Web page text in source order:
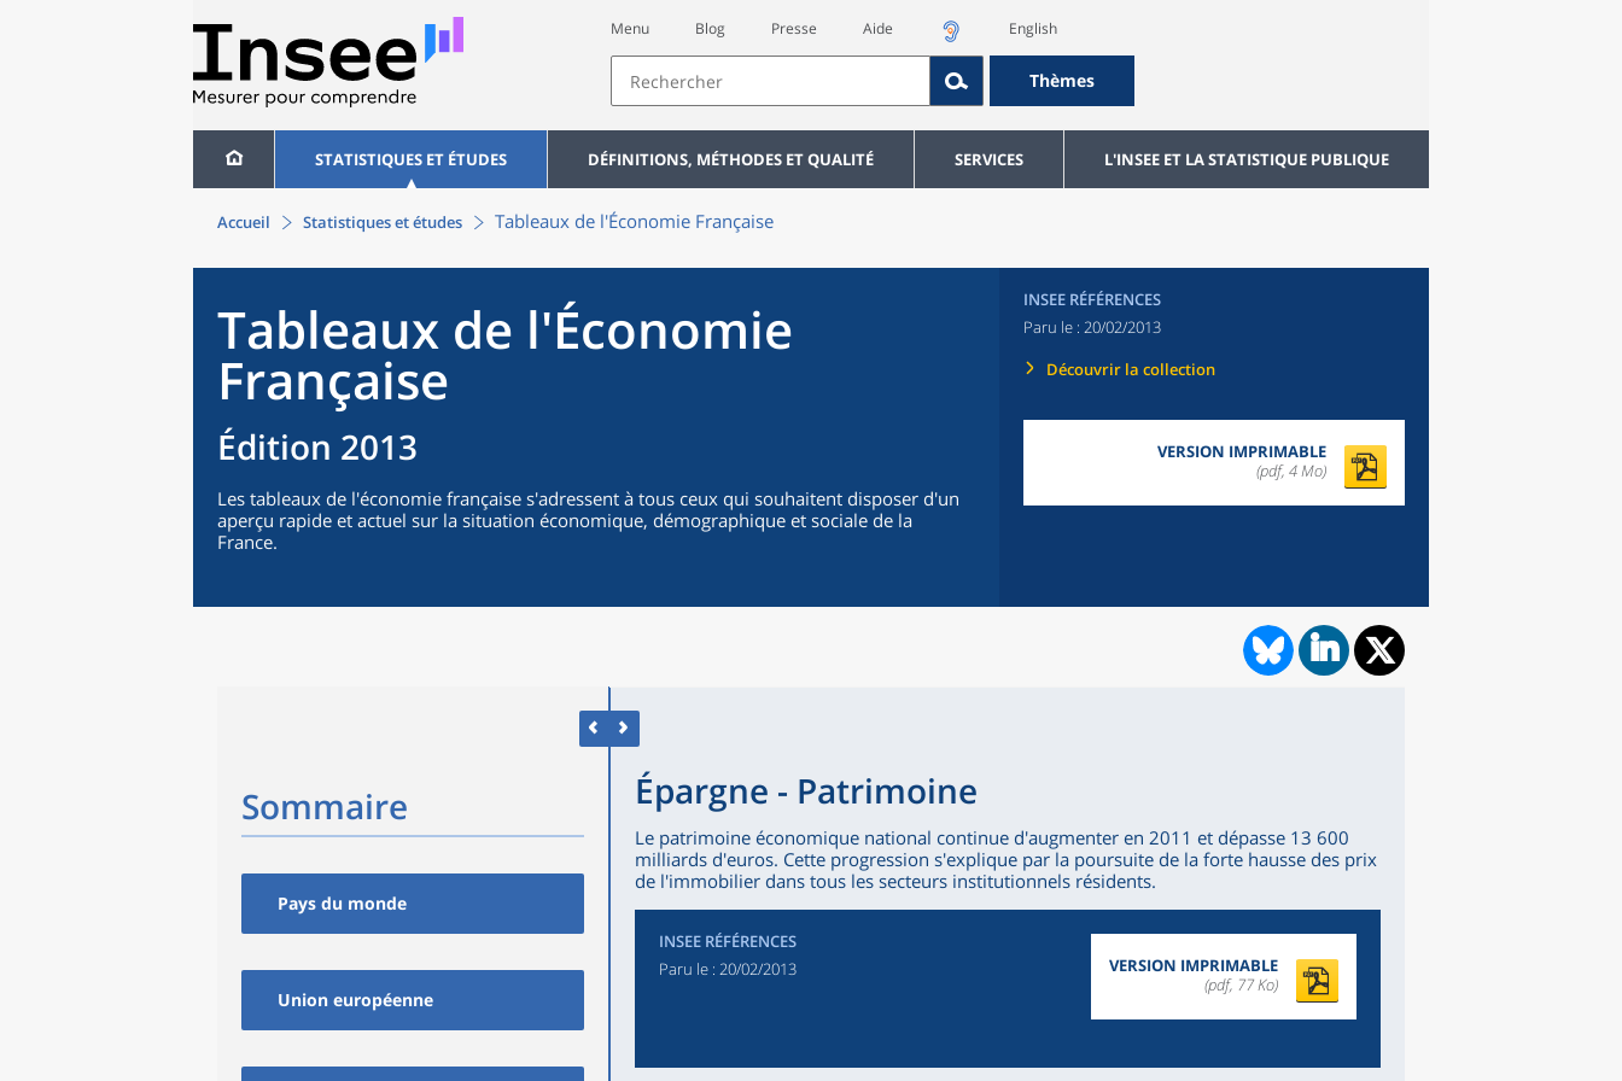
Menu Blog Presse Aide English
Thèmes
STATISTIQUES ET ÉTUDES DÉFINITIONS, MÉTHODES ET QUALITÉ SERVICES L'INSEE ET LA STATISTIQUE PUBLIQUE
Accueil Statistiques et études Tableaux de l'Économie Française
Tableaux de l'Économie
Française
Édition 2013
Les tableaux de l'économie française s'adressent à tous ceux qui souhaitent disposer d'un
aperçu rapide et actuel sur la situation économique, démographique et sociale de la
France.
INSEE RÉFÉRENCES
Paru le : 20/02/2013
Découvrir la collection
VERSION IMPRIMABLE
(pdf, 4 Mo)
Sommaire
Pays du monde
Union européenne
Épargne - Patrimoine
Le patrimoine économique national continue d'augmenter en 2011 et dépasse 13 600
milliards d'euros. Cette progression s'explique par la poursuite de la forte hausse des prix
de l'immobilier dans tous les secteurs institutionnels résidents.
INSEE RÉFÉRENCES
Paru le : 20/02/2013
VERSION IMPRIMABLE
(pdf, 77 Ko)